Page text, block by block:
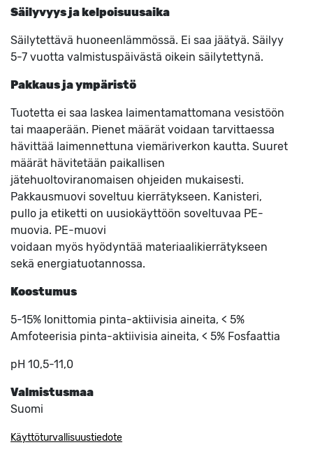
Säilyvyys ja kelpoisuusaika
Säilytettävä huoneenlämmössä. Ei saa jäätyä. Säilyy
5-7 vuotta valmistuspäivästä oikein säilytettynä.
Pakkaus ja ympäristö
Tuotetta ei saa laskea laimentamattomana vesistöön
tai maaperään. Pienet määrät voidaan tarvittaessa
hävittää laimennettuna viemäriverkon kautta. Suuret
määrät hävitetään paikallisen
jätehuoltoviranomaisen ohjeiden mukaisesti.
Pakkausmuovi soveltuu kierrätykseen. Kanisteri,
pullo ja etiketti on uusiokäyttöön soveltuvaa PE-
muovia. PE-muovi
voidaan myös hyödyntää materiaalikierrätykseen
sekä energiatuotannossa.
Koostumus
5-15% Ionittomia pinta-aktiivisia aineita, < 5%
Amfoteerisia pinta-aktiivisia aineita, < 5% Fosfaattia
pH 10,5-11,0
Valmistusmaa
Suomi
Käyttöturvallisuustiedote